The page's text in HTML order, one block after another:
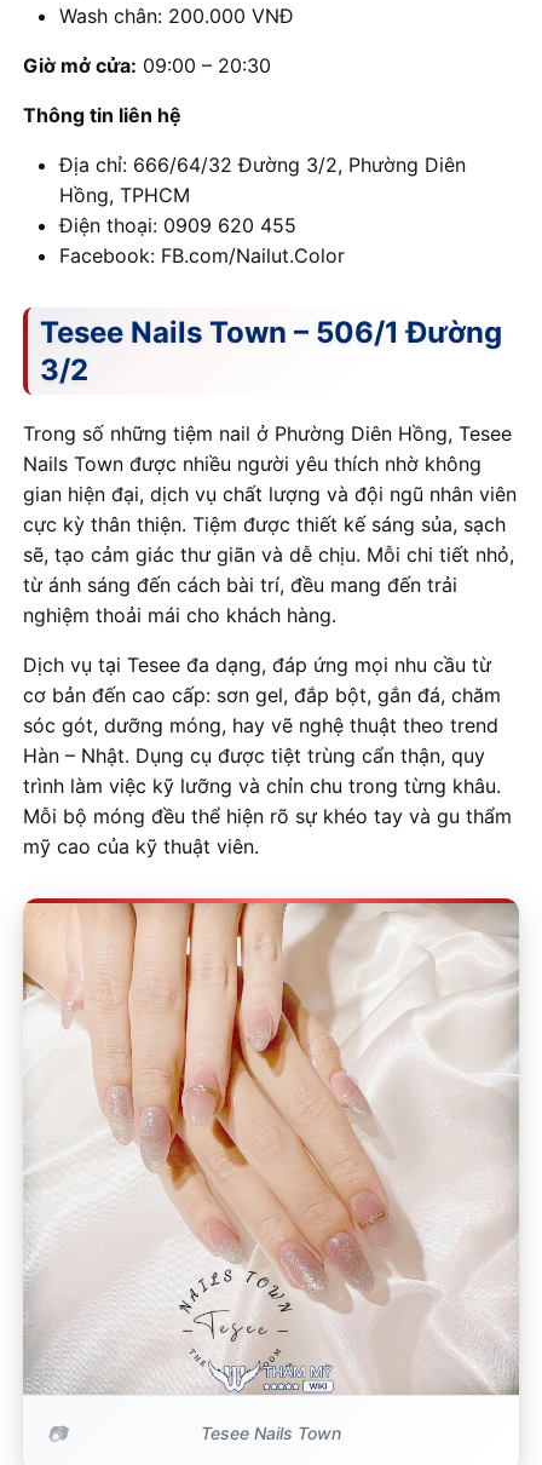
Wash chân: 200.000 VNĐ
Giờ mở cửa: 09:00 – 20:30
Thông tin liên hệ
Địa chỉ: 666/64/32 Đường 3/2, Phường Diên
Hồng, TPHCM
Điện thoại: 0909 620 455
Facebook: FB.com/Nailut.Color
Tesee Nails Town – 506/1 Đường
3/2
Trong số những tiệm nail ở Phường Diên Hồng, Tesee
Nails Town được nhiều người yêu thích nhờ không
gian hiện đại, dịch vụ chất lượng và đội ngũ nhân viên
cực kỳ thân thiện. Tiệm được thiết kế sáng sủa, sạch
sẽ, tạo cảm giác thư giãn và dễ chịu. Mỗi chi tiết nhỏ,
từ ánh sáng đến cách bài trí, đều mang đến trải
nghiệm thoải mái cho khách hàng.
Dịch vụ tại Tesee đa dạng, đáp ứng mọi nhu cầu từ
cơ bản đến cao cấp: sơn gel, đắp bột, gắn đá, chăm
sóc gót, dưỡng móng, hay vẽ nghệ thuật theo trend
Hàn – Nhật. Dụng cụ được tiệt trùng cẩn thận, quy
trình làm việc kỹ lưỡng và chỉn chu trong từng khâu.
Mỗi bộ móng đều thể hiện rõ sự khéo tay và gu thẩm
mỹ cao của kỹ thuật viên.
Tesee Nails Town